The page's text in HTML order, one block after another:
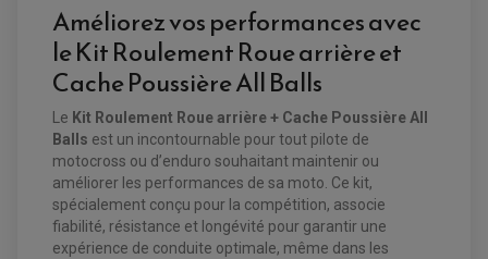
FILTRE A HUILE
FILTRE ET ACCESSOIRE ESSENCE
OUTILLAGE
PRODUIT D'ENTRETIEN
Améliorez vos performances avec
le Kit Roulement Roue arrière et
Cache Poussière All Balls
Le Kit Roulement Roue arrière + Cache Poussière All
Balls est un incontournable pour tout pilote de
motocross ou d’enduro souhaitant maintenir ou
améliorer les performances de sa moto. Ce kit,
spécialement conçu pour la compétition, associe
fiabilité, résistance et longévité pour garantir une
expérience de conduite optimale, même dans les